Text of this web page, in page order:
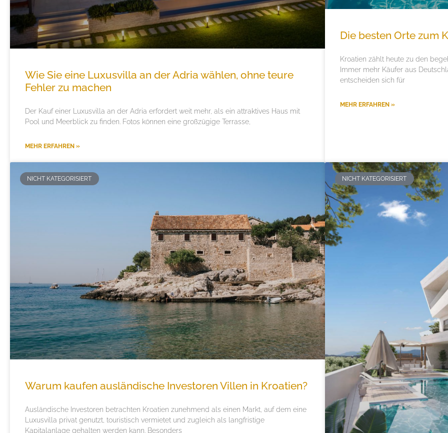
Wie Sie eine Luxusvilla an der Adria wählen, ohne teure
Fehler zu machen
Der Kauf einer Luxusvilla an der Adria erfordert weit mehr, als ein attraktives Haus mit
Pool und Meerblick zu finden. Fotos können eine großzügige Terrasse,
MEHR ERFAHREN »
Die besten Orte zum
Kroatien zählt heute zu den
Immer mehr Käufer aus
entscheiden sich für
MEHR ERFAHREN »
NICHT KATEGORISIERT
Warum kaufen ausländische Investoren Villen in Kroatien?
Ausländische Investoren betrachten Kroatien zunehmend als einen Markt, auf dem eine
Luxusvilla privat genutzt, touristisch vermietet und zugleich als langfristige
Kapitalanlage gehalten werden kann. Besonders
NICHT KATEGORISIERT